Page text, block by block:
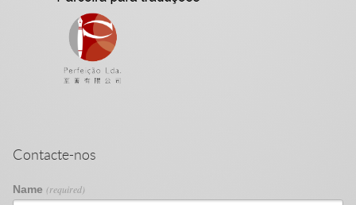
Contacte-nos
Name (required)